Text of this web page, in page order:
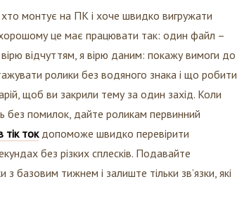
хто монтує на ПК і хоче швидко вигружати
це має працювати так: один файл –
відчуттям, я вірю даним: покажу вимоги до
ролики без водяного знака і що робити
щоб ви закрили тему за один захід. Коли
без помилок, дайте роликам первинний
тік токдопоможе швидко перевірити
без різких сплесків. Подавайте
базовим тижнем і залиште тільки зв’язки, які